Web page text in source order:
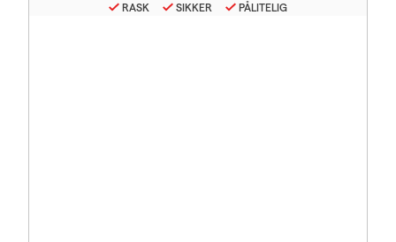
RASK SIKKER PÅLITELIG